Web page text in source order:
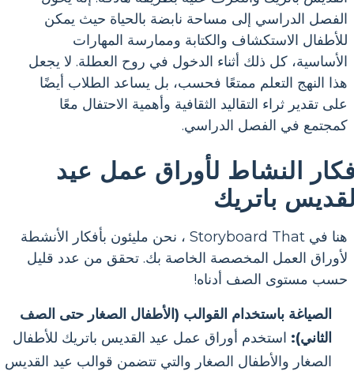
الفصل الدراسي إلى مساحة نابضة بالحياة حيث يمكن
للأطفال الاستكشاف والكتابة وممارسة المهارات
الأساسية، كل ذلك أثناء الدخول في روح العطلة. لا يجعل
هذا النهج التعلم ممتعًا فحسب، بل يساعد الطلاب أيضًا
على تقدير ثراء التقاليد الثقافية وأهمية الاحتفال معًا
كمجتمع في الفصل الدراسي.
النشاط لأوراق عمل عيد
باتريك
هنا في Storyboard That ، نحن مليئون بأفكار الأنشطة
لأوراق العمل المخصصة الخاصة بك. تحقق من عدد قليل
حسب مستوى الصف أدناه!
الصياغة باستخدام القوالب (الأطفال الصغار حتى الصف
الثاني): استخدم أوراق عمل عيد القديس باتريك للأطفال
الصغار والأطفال الصغار والتي تتضمن قوالب عيد القديس